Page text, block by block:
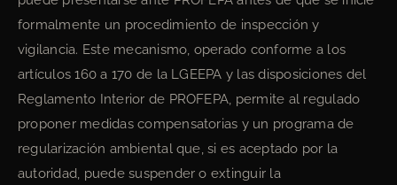
formalmente un procedimiento de inspección y
vigilancia. Este mecanismo, operado conforme a los
artículos 160 a 170 de la LGEEPA y las disposiciones del
Reglamento Interior de PROFEPA, permite al regulado
proponer medidas compensatorias y un programa de
regularización ambiental que, si es aceptado por la
autoridad, puede suspender o extinguir la